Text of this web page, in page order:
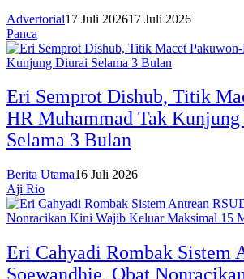
Advertorial17 Juli 202617 Juli 2026
Panca
Eri Semprot Dishub, Titik
HR Muhammad Tak
Selama 3 Bulan
Berita Utama16 Juli 2026
Aji Rio
Eri Cahyadi Rombak Sistem
Soewandhie, Obat